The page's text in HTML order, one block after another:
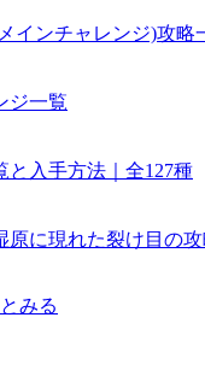
インチャレンジ)攻略
ジ一覧
と入手方法｜全127種
原に現れた裂け目の攻
みる